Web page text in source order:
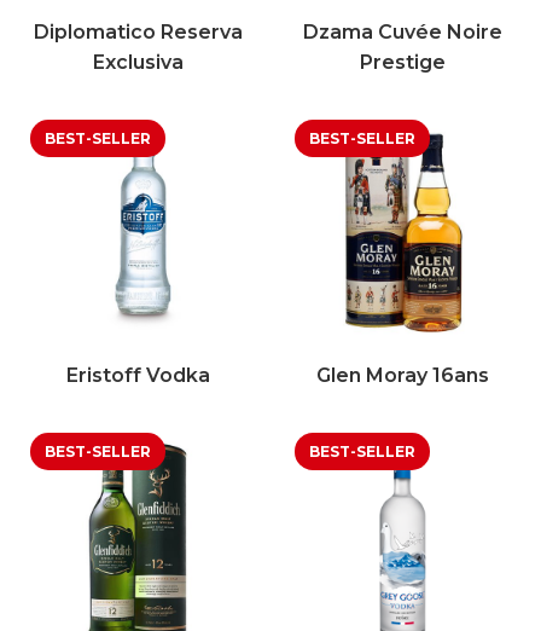
Diplomatico Reserva
Exclusiva
Dzama Cuvée Noire
Prestige
Eristoff Vodka Glen Moray 16ans